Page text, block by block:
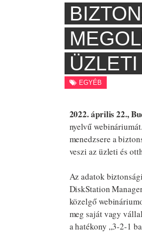
EGYÉB
2022. április 22.,
nyelvű
menedzsere a
veszi az üzleti és
Az adatok
DiskStation
közelgő
meg saját vagy
a hatékony „3-2-1